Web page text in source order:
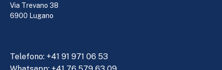
Via Trevano 38
6900 Lugano
Telefono: +41 91 971 06 53